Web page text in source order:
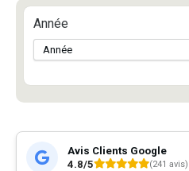
Année
Avis Clients Google
4.8/5
(241 avis)